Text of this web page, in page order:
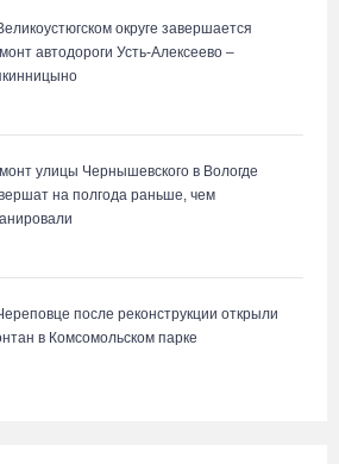
Вологдой мотоциклиста
консультаций проведено на
выпавший из лодки пенсионер
округе завершается
автодороги Усть-Алексеево –
улицы Чернышевского в Вологде
на полгода раньше, чем
после реконструкции открыли
в Комсомольском парке